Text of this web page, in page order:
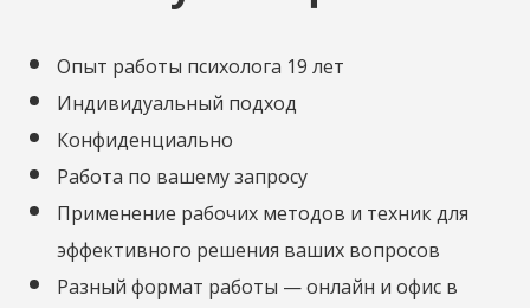
Опыт работы психолога 19 лет
Индивидуальный подход
Конфиденциально
Работа по вашему запросу
Применение рабочих методов и техник для
эффективного решения ваших вопросов
Разный формат работы — онлайн и офис в